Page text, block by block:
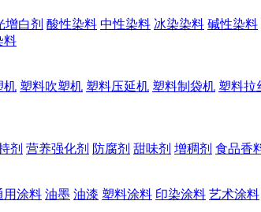
增白剂 酸性染料 中性染料 冰染染料 碱性染料
料
机 塑料吹塑机 塑料压延机 塑料制袋机 塑料拉
剂 营养强化剂 防腐剂 甜味剂 增稠剂 食品香
用涂料 油墨 油漆 塑料涂料 印染涂料 艺术涂料